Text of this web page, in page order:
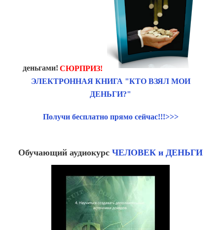
деньгами! СЮРПРИЗ!
ЭЛЕКТРОННАЯ КНИГА "КТО ВЗЯЛ МОИ
ДЕНЬГИ?"
Получи бесплатно прямо сейчас!!!>>>
Обучающий аудиокурс ЧЕЛОВЕК и ДЕНЬГИ